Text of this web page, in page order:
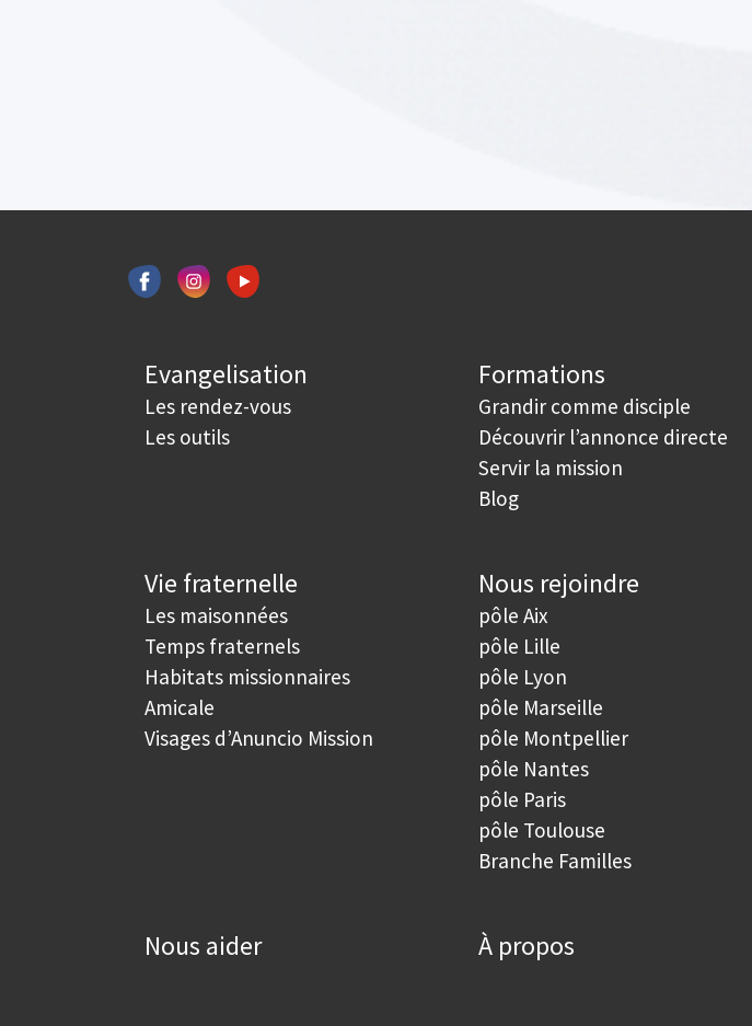
Evangelisation
Les rendez-vous
Les outils
Formations
Grandir comme disciple
Découvrir l’annonce directe
Servir la mission
Blog
Vie fraternelle
Les maisonnées
Temps fraternels
Habitats missionnaires
Amicale
Visages d’Anuncio Mission
Nous rejoindre
pôle Aix
pôle Lille
pôle Lyon
pôle Marseille
pôle Montpellier
pôle Nantes
pôle Paris
pôle Toulouse
Branche Familles
Nous aider À propos